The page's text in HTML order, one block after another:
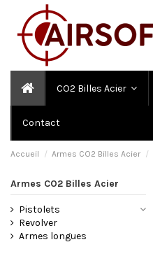
CO2 Billes Acier
Contact
Accueil Armes CO2 Billes Acier
Armes CO2 Billes Acier
Pistolets
Revolver
Armes longues